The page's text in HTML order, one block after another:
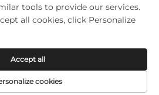
door Heniemo Home
Ltd. —
tools to provide our services.
all cookies, click Personalize
cookies
Accept all